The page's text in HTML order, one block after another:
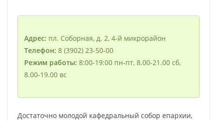
Адрес: пл. Соборная, д. 2, 4-й микрорайон
Телефон: 8 (3902) 23-50-00
Режим работы: 8:00-19:00 пн-пт, 8.00-21.00 сб,
8.00-19.00 вс
Достаточно молодой кафедральный собор епархии,